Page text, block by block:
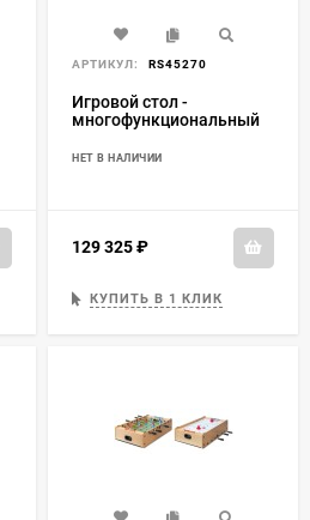
АРТИКУЛ: RS45270
Игровой стол -
многофункциональный
НЕТ В НАЛИЧИИ
129 325
КУПИТЬ В 1 КЛИК